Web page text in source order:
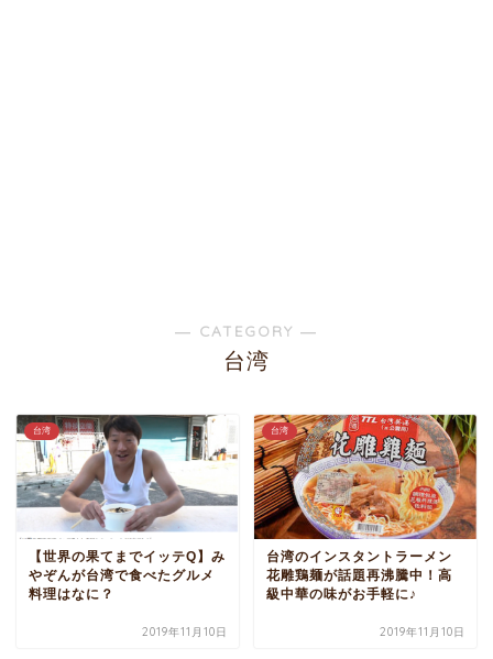
― CATEGORY ―
台湾
台湾
【世界の果てまでイッテQ】み
やぞんが台湾で食べたグルメ
料理はなに？
2019年11月10日
台湾
台湾のインスタントラーメン
花雕鶏麺が話題再沸騰中！高
級中華の味がお手軽に♪
2019年11月10日